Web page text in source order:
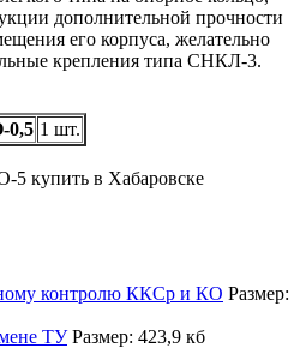
дополнительной прочности
его корпуса, желательно
крепления типа СНКЛ-3.
0,5 1 шт.
контролю ККСр и КО Размер:
ТУ Размер: 423,9 кб